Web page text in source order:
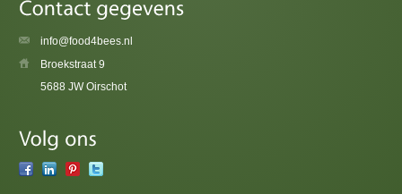
info@food4bees.nl
Broekstraat 9
5688 JW Oirschot